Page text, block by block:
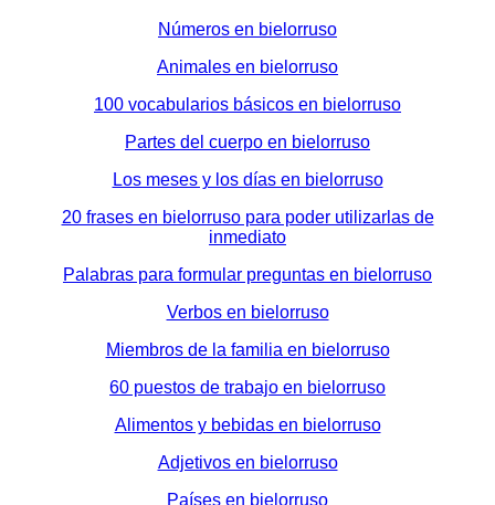
Números en bielorruso
Animales en bielorruso
100 vocabularios básicos en bielorruso
Partes del cuerpo en bielorruso
Los meses y los días en bielorruso
20 frases en bielorruso para poder utilizarlas de
inmediato
Palabras para formular preguntas en bielorruso
Verbos en bielorruso
Miembros de la familia en bielorruso
60 puestos de trabajo en bielorruso
Alimentos y bebidas en bielorruso
Adjetivos en bielorruso
Países en bielorruso